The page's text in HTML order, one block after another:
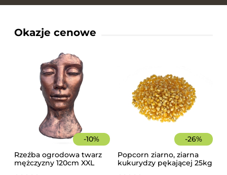
Okazje cenowe
-10%
Rzeźba ogrodowa twarz
mężczyzny 120cm XXL
-26%
Popcorn ziarno, ziarna
kukurydzy pękającej 25kg